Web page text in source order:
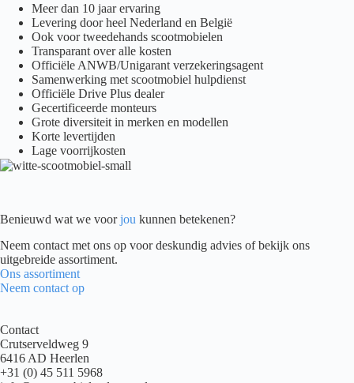
Meer dan 10 jaar ervaring
Levering door heel Nederland en België
Ook voor tweedehands scootmobielen
Transparant over alle kosten
Officiële ANWB/Unigarant verzekeringsagent
Samenwerking met scootmobiel hulpdienst
Officiële Drive Plus dealer
Gecertificeerde monteurs
Grote diversiteit in merken en modellen
Korte levertijden
Lage voorrijkosten
Benieuwd wat we voorjou kunnen betekenen?
Neem contact met ons op voor deskundig advies of bekijk ons
uitgebreide assortiment.
Ons assortiment
Neem contact op
Contact
Crutserveldweg 9
6416 AD Heerlen
+31 (0) 45 511 5968